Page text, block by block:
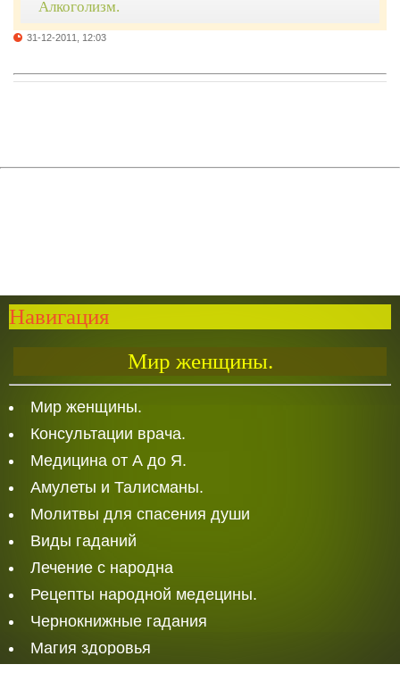
Алкоголизм.
31-12-2011, 12:03
Навигация
Мир женщины.
Мир женщины.
Консультации врача.
Медицина от А до Я.
Амулеты и Талисманы.
Молитвы для спасения души
Виды гаданий
Лечение с народна
Рецепты народной медецины.
Чернокнижные гадания
Магия здоровья